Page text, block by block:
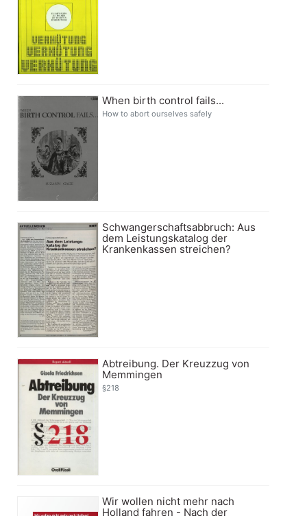
When birth control fails...
How to abort ourselves safely
Schwangerschaftsabbruch: Aus
dem Leistungskatalog der
Krankenkassen streichen?
Abtreibung. Der Kreuzzug von
Memmingen
§218
Wir wollen nicht mehr nach
Holland fahren - Nach der